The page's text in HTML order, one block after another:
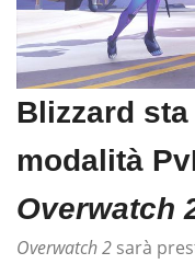
Blizzard
modalità
Overwatch
Overwatch 2 sarà